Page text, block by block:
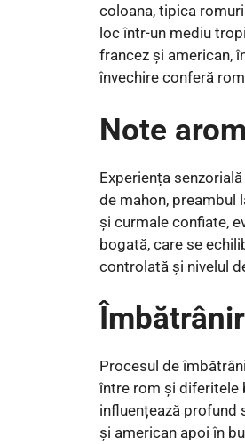
coloana, tipica
loc într-un mediu
francez și american,
învechire conferă
Note
Experiența
de mahon, preambul
și curmale confiate,
bogată, care se
controlată și nivelul
Procesul de
între rom și diferitele
influențează profund
și american apoi în